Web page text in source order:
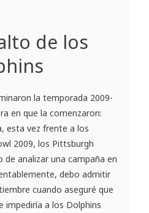
de los
la temporada 2009-
en que la comenzaron:
esta vez frente a los
2009, los Pittsburgh
de analizar una campaña en
debo admitir
cuando aseguré que
impediría a los Dolphins